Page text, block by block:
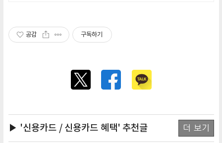
공감 구독하기
▶ '신용카드 / 신용카드 혜택' 추천글 더 보기